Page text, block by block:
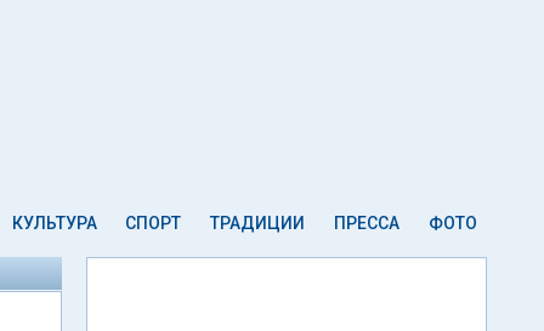
КУЛЬТУРА СПОРТ ТРАДИЦИИ ПРЕССА ФОТО